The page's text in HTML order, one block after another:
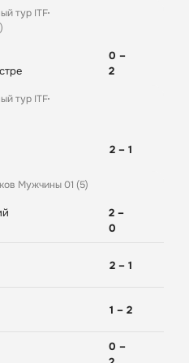
тур ITF
0 –
2
тур ITF
2 – 1
Мужчины 01 (5)
2 –
0
2 – 1
1 – 2
0 –